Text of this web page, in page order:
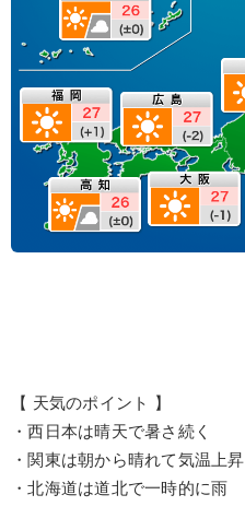
【 天気のポイント 】
・西日本は晴天で暑さ続く
・関東は朝から晴れて気温上昇
・北海道は道北で一時的に雨